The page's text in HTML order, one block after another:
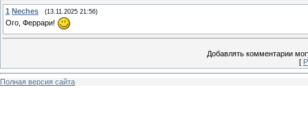
1 Neches (13.11.2025 21:56)
Ого, Феррари!
Добавлять комментарии
[
Полная версия сайта